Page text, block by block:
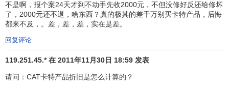
不是啊，报个案24天才到不动手先收2000元，不但没修好反还给修坏
了，2000元还不退，啥东西？真的极其的差千万别买卡特产品，后悔
都来不及，。差，差，差，实在是差。
回复评论
119.251.45.* 在 2011年11月30日 18:59 发表
请问：CAT卡特产品折旧是怎么计算的？